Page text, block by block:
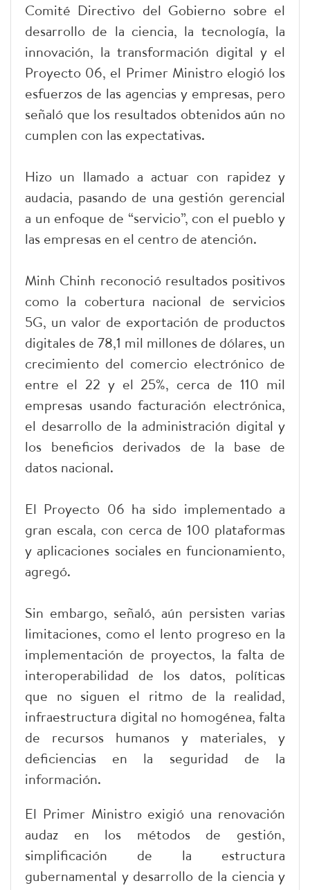
Comité Directivo del Gobierno sobre el
desarrollo de la ciencia, la tecnología, la
innovación, la transformación digital y el
Proyecto 06, el Primer Ministro elogió los
esfuerzos de las agencias y empresas, pero
señaló que los resultados obtenidos aún no
cumplen con las expectativas.
Hizo un llamado a actuar con rapidez y
audacia, pasando de una gestión gerencial
a un enfoque de “servicio”, con el pueblo y
las empresas en el centro de atención.
Minh Chinh reconoció resultados positivos
como la cobertura nacional de servicios
5G, un valor de exportación de productos
digitales de 78,1 mil millones de dólares, un
crecimiento del comercio electrónico de
entre el 22 y el 25%, cerca de 110 mil
empresas usando facturación electrónica,
el desarrollo de la administración digital y
los beneficios derivados de la base de
datos nacional.
El Proyecto 06 ha sido implementado a
gran escala, con cerca de 100 plataformas
y aplicaciones sociales en funcionamiento,
agregó.
Sin embargo, señaló, aún persisten varias
limitaciones, como el lento progreso en la
implementación de proyectos, la falta de
interoperabilidad de los datos, políticas
que no siguen el ritmo de la realidad,
infraestructura digital no homogénea, falta
de recursos humanos y materiales, y
deficiencias en la seguridad de la
información.
El Primer Ministro exigió una renovación
audaz en los métodos de gestión,
simplificación de la estructura
gubernamental y desarrollo de la ciencia y